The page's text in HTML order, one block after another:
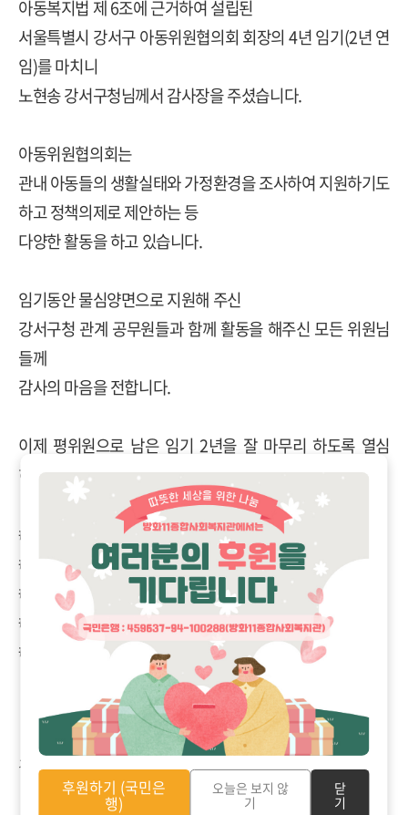
아동복지법 제 6조에 근거하여 설립된
서울특별시 강서구 아동위원협의회 회장의 4년 임기(2년 연
임)를 마치니
노현송 강서구청님께서 감사장을 주셨습니다.
아동위원협의회는
관내 아동들의 생활실태와 가정환경을 조사하여 지원하기도
하고 정책의제로 제안하는 등
다양한 활동을 하고 있습니다.
임기동안 물심양면으로 지원해 주신
강서구청 관계 공무원들과 함께 활동을 해주신 모든 위원님
들께
감사의 마음을 전합니다.
이제 평위원으로 남은 임기 2년을 잘 마무리 하도록 열심
히 참여할 것을 약속드립니다.
#아동위원협의회
#아동복지법
#서울특별시
#강서구청
#이땅의_모든_아동들의_행복을_꿈꾸며
김상진 관장
후원하기 (국민은
행)
오늘은 보지 않
기
닫
기